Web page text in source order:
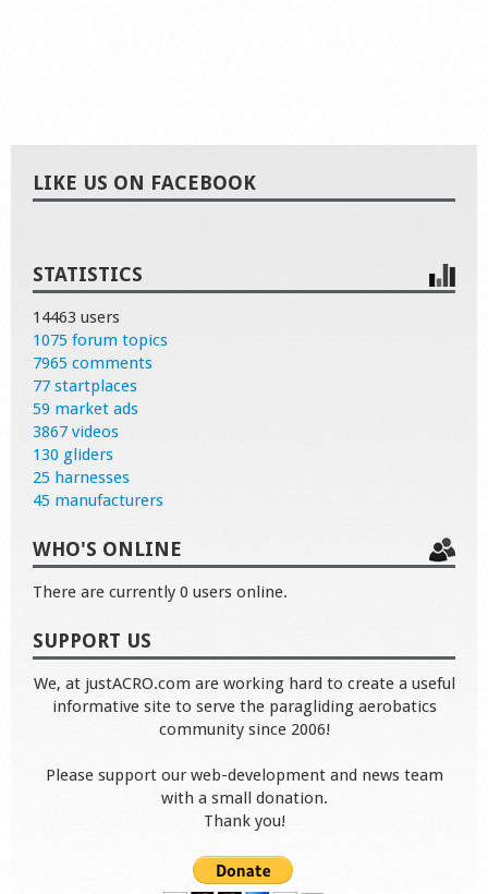
LIKE US ON FACEBOOK
STATISTICS
14463 users
1075 forum topics
7965 comments
77 startplaces
59 market ads
3867 videos
130 gliders
25 harnesses
45 manufacturers
WHO'S ONLINE
There are currently 0 users online.
SUPPORT US
We, at justACRO.com are working hard to create a useful
informative site to serve the paragliding aerobatics
community since 2006!
Please support our web-development and news team
with a small donation.
Thank you!